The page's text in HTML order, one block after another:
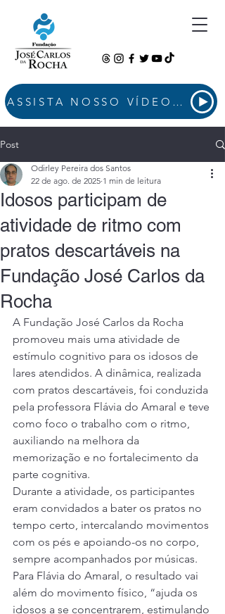
ASSISTA NOSSO VÍDEO INSTITUCIONAL
Post
Idosos participam de
atividade de ritmo com
pratos descartáveis na
Fundação José Carlos da
Rocha
Odirley Pereira dos Santos
22 de ago. de 2025 1 min de leitura
A Fundação José Carlos da Rocha
promoveu mais uma atividade de
estímulo cognitivo para os idosos de
lares atendidos. A dinâmica, realizada
com pratos descartáveis, foi conduzida
pela professora Flávia do Amaral e teve
como foco o trabalho com o ritmo,
auxiliando na melhora da
memorização e no fortalecimento da
parte cognitiva.
Durante a atividade, os participantes
eram convidados a bater os pratos no
tempo certo, intercalando movimentos
com os pés e apoiando-os no corpo,
sempre acompanhados por músicas.
Para Flávia do Amaral, o resultado vai
além do movimento físico, “ajuda os
idosos a se concentrarem, estimulando